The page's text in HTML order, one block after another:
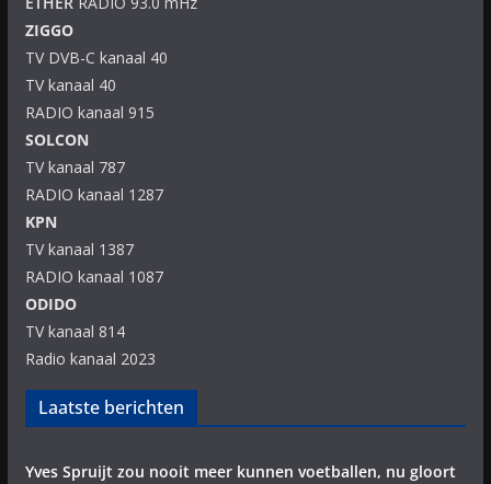
ZIGGO
TV DVB-C kanaal 40
TV kanaal 40
RADIO kanaal 915
SOLCON
TV kanaal 787
RADIO kanaal 1287
KPN
TV kanaal 1387
RADIO kanaal 1087
ODIDO
TV kanaal 814
Radio kanaal 2023
Laatste berichten
Yves Spruijt zou nooit meer kunnen voetballen, nu gloort